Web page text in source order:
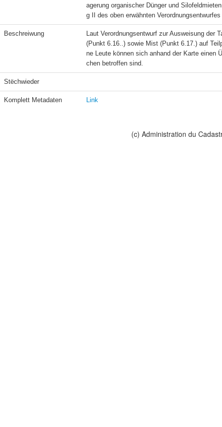
agerung organischer Dünger und
g II des oben erwähnten Verordnungsentwurfes
Beschreiwung
Laut Verordnungsentwurf zur Ausweisung der
(Punkt 6.16..) sowie Mist (Punkt 6.17.) auf
ne Leute können sich anhand der Karte einen
chen betroffen sind.
Stëchwieder
Komplett Metadaten Link
(c) Administration du